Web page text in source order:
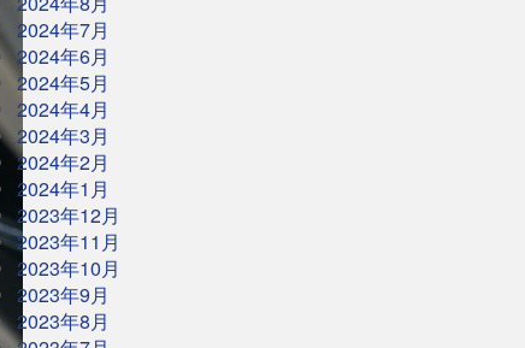
2024年7月
2024年6月
2024年5月
2024年4月
2024年3月
2024年2月
2024年1月
2023年12月
2023年11月
2023年10月
2023年9月
2023年8月